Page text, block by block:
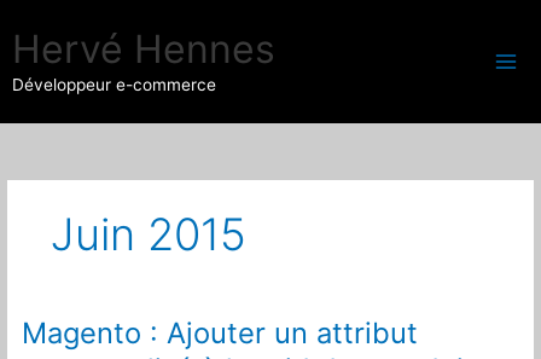
contenu
Hervé Hennes
Développeur e-commerce
Juin 2015
Magento : Ajouter un attribut